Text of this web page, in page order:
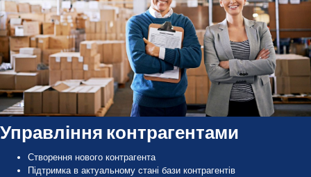
Управління контрагентами
Створення нового контрагента
Підтримка в актуальному стані бази контрагентів